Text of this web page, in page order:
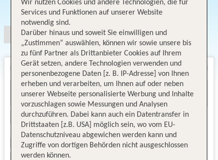
Angebotsauswahl
Wir nutzen Cookies und andere Technologien, die für
Services und Funktionen auf unserer Website
notwendig sind.
Darüber hinaus und soweit Sie einwilligen und
„Zustimmen“ auswählen, können wir sowie unsere bis
zu fünf Partner als Drittanbieter Cookies auf Ihrem
Gerät setzen, andere Technologien verwenden und
personenbezogene Daten [z. B. IP-Adresse] von Ihnen
erheben und verarbeiten, um Ihnen auf oder neben
unserer Webseite personalisierte Werbung und Inhalte
vorzuschlagen sowie Messungen und Analysen
durchzuführen. Dabei kann auch ein Datentransfer in
Drittstaaten [z.B. USA] möglich sein, wo vom EU-
Datenschutzniveau abgewichen werden kann und
Zugriffe von dortigen Behörden nicht ausgeschlossen
werden können.